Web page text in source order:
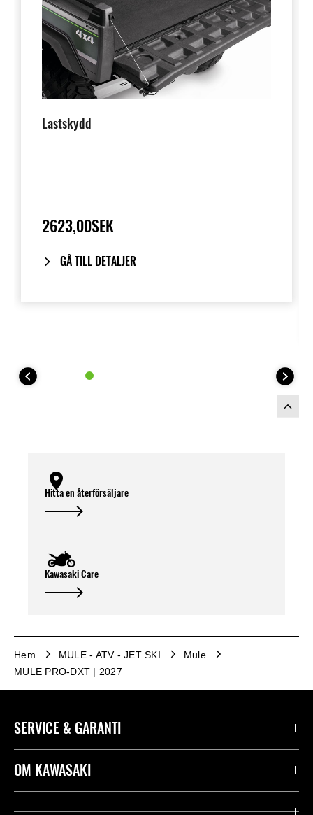
Lastskydd
2623,00SEK
GÅ TILL DETALJER
Hitta en återförsäljare
Kawasaki Care
Hem MULE - ATV - JET SKI
Mule
MULE PRO-DXT | 2027
SERVICE & GARANTI
Kontakta oss
OM KAWASAKI
Företag